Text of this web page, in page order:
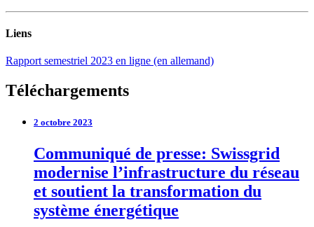
Liens
Rapport semestriel 2023 en ligne (en allemand)
Téléchargements
2 octobre 2023
Communiqué de presse: Swissgrid
modernise l’infrastructure du réseau
et soutient la transformation du
système énergétique